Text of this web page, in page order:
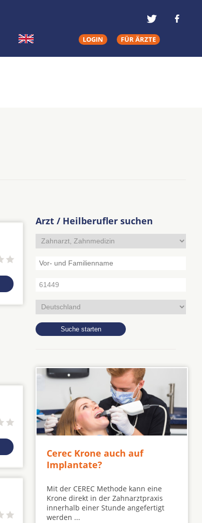
LOGIN FÜR ÄRZTE
Arzt / Heilberufler suchen
Cerec Krone auch auf
Implantate?
Mit der CEREC Methode kann eine
Krone direkt in der Zahnarztpraxis
innerhalb einer Stunde angefertigt
werden ...